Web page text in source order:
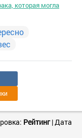
которая могла
Рейтинг|Дата